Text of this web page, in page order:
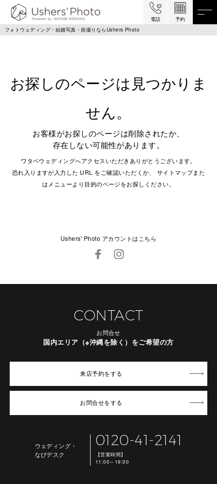
電話
予約
フォトウェディング・結婚写真・前撮りならUshers Photo
お探しのページは見つかりま
せん。
お客様がお探しのページは削除されたか、
存在しない可能性があります。
ワタベウェディングへアクセスいただきありがとうございます。
恐れ入りますが入力した URL をご確認いただくか、 サイトマップまた
はメニューより目的のページをお探しください。
Ushers' Photo アカウントはこちら
CONTACT
お問合せ
国内エリア（※沖縄を除く）をご希望の方
来店予約をする
お問合せをする
ウェディング・
なびデスク
0120-41-2141
【営業時間】
11:00～19:00